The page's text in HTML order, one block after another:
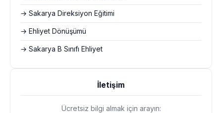
→ Sakarya Direksiyon Eğitimi
→ Ehliyet Dönüşümü
→ Sakarya B Sınıfı Ehliyet
İletişim
Ücretsiz bilgi almak için arayın: